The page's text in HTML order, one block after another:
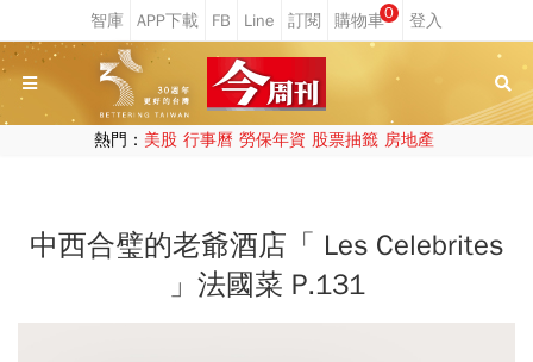
0
熱門： 美股 行事曆 勞保年資 股票抽籤 房地產
中西合璧的老爺酒店「 Les Celebrites
」法國菜 P.131